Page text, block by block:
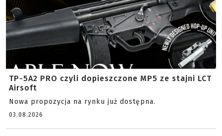
TP-5A2 PRO czyli dopieszczone MP5 ze stajni LCT
Airsoft
Nowa propozycja na rynku już dostępna.
03.08.2026